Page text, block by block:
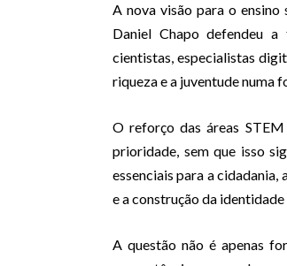
A nova visão para o
Daniel Chapo defendeu a
cientistas, especialistas
riqueza e a juventude numa
O reforço das áreas
prioridade, sem que isso
essenciais para a
e a construção da
A questão não é apenas